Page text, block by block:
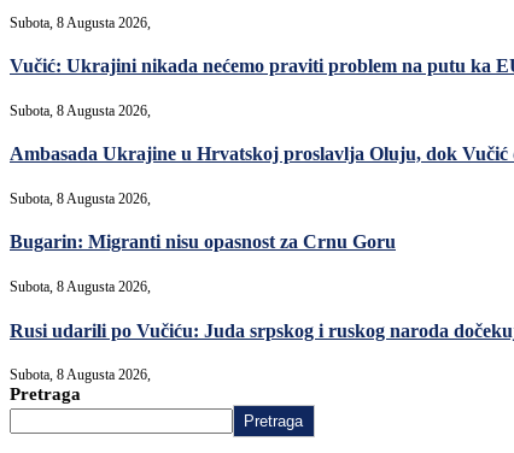
Subota, 8 Augusta 2026,
Vučić: Ukrajini nikada nećemo praviti problem na putu ka
Subota, 8 Augusta 2026,
Ambasada Ukrajine u Hrvatskoj proslavlja Oluju, dok Vučić
Subota, 8 Augusta 2026,
Bugarin: Migranti nisu opasnost za Crnu Goru
Subota, 8 Augusta 2026,
Rusi udarili po Vučiću: Juda srpskog i ruskog naroda
Subota, 8 Augusta 2026,
Pretraga
Pretraga